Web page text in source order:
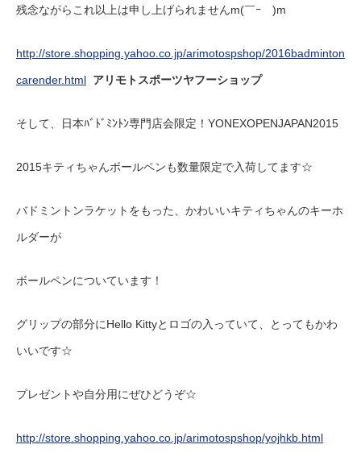
残念ながらこれ以上は申し上げられませんm(￣ｰ￣)m
http://store.shopping.yahoo.co.jp/arimotospshop/2016badminton
carender.html アリモトスポーツヤフーショップ
そして、日本ﾊﾞﾄﾞﾐﾝﾄﾝ専門店会限定！YONEXOPENJAPAN2015
2015キティちゃんボールペンも数量限定で入荷してます☆
バドミントンラケットをもった、かわいいキティちゃんのキーホ
ルダーが
ボールペンについています！
グリップの部分にHello Kittyとロゴの入っていて、とってもかわ
いいです☆
プレゼントや自分用にぜひどうぞ☆
http://store.shopping.yahoo.co.jp/arimotospshop/yojhkb.html